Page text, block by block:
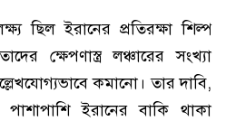
ছিল ইরানের প্রতিরক্ষা শিল্প
ক্ষেপণাস্ত্র লঞ্চারের সংখ্যা
কমানো। তার দাবি,
ইরানের বাকি থাকা